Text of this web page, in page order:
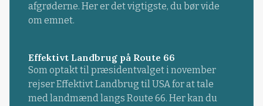
afgrøderne. Her er det vigtigste, du bør vide
om emnet.
Effektivt Landbrug på Route 66
Som optakt til præsidentvalget i november
rejser Effektivt Landbrug til USA for at tale
med landmænd langs Route 66. Her kan du